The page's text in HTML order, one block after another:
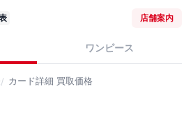
店舗案内
ワンピース
カード詳細 買取価格